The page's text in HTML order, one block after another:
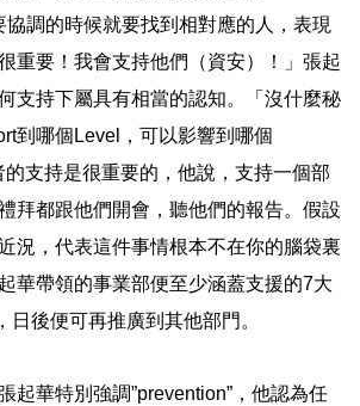
協調的時候就要找到相對應的人，表現
重要！我會支持他們（資安）！」張起
支持下屬具有相當的認知。「沒什麼秘
到哪個 Level
，可以影響到哪個
的支持是很重要的，他說，支持一個部
拜都跟他們開會，聽他們的報告。假設
況，代表這件事情根本不在你的腦袋裏
華帶領的事業部便至少涵蓋支援的7大
，日後便可再推廣到其他部門。
起華特別強調”prevention”，他認為任